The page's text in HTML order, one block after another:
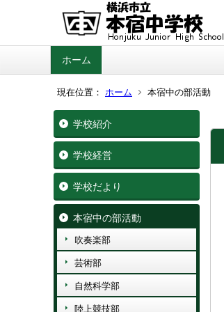
ホーム
現在位置： ホーム 本宿中の部活動
学校紹介
学校経営
学校だより
本宿中の部活動
吹奏楽部
芸術部
自然科学部
陸上競技部